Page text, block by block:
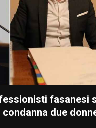
fasanesi
due